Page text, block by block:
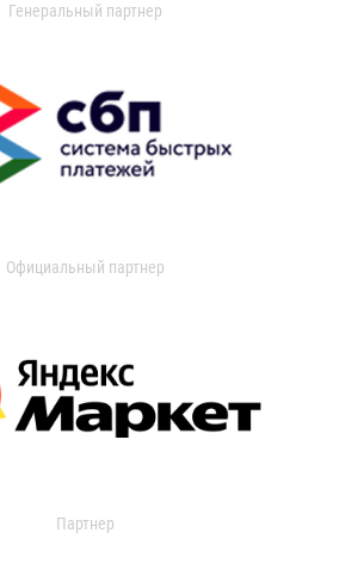
Генеральный партнер
Официальный партнер
Партнер